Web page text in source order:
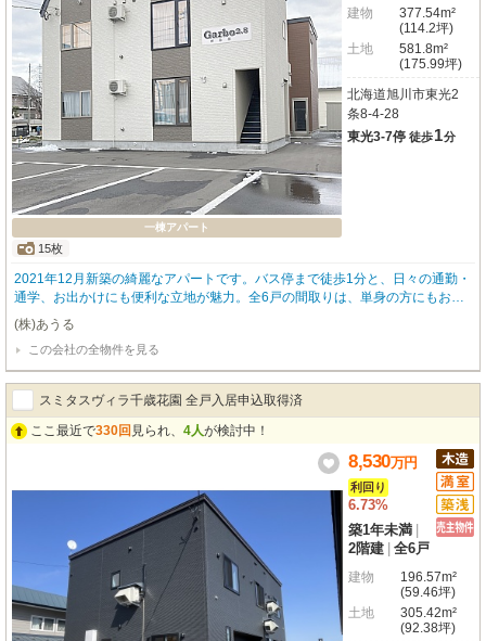
一棟アパート
15枚
建物
377.54m²
(114.2坪)
土地
581.8m²
(175.99坪)
北海道旭川市東光2
条8-4-28
東光3-7停 徒歩1分
2021年12月新築の綺麗なアパートです。バス停まで徒歩1分と、日々の通勤・
通学、お出かけにも便利な立地が魅力。全6戸の間取りは、単身の方にもおす
すめの1LDKと、ご家族にも嬉しい2LDK。全世帯縦列2台可能な広々とした駐
車場も完備しております。周辺にはコンビニやドラッグストア、公園が徒歩圏
内に揃い、お買い物やちょっとしたお散歩にも便利です。現在満室稼働中。
（内覧写真は2025年空室時のものです）
(株)あうる
この会社の全物件を見る
スミタスヴィラ千歳花園 全戸入居申込取得済
ここ最近で330回 見られ、 4人が検討中！
8,530万円
利回り
6.73%
築1年未満
2階建 全6戸
建物
196.57m²
(59.46坪)
土地
305.42m²
(92.38坪)